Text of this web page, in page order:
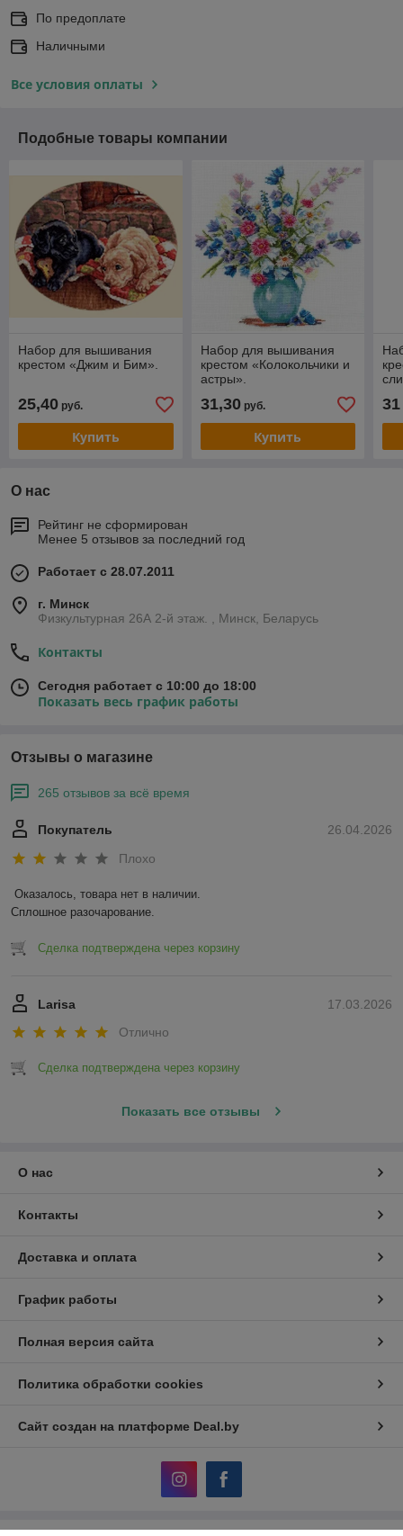
По предоплате
Наличными
Все условия оплаты
Подобные товары компании
Набор для вышивания
крестом «Джим и Бим».
25,40 руб.
Купить
Набор для вышивания
крестом «Колокольчики и
астры».
31,30руб.
Купить
31
О нас
Рейтинг не сформирован
Менее 5 отзывов за последний год
Работает с 28.07.2011
г. Минск
Физкультурная 26А 2-й этаж. , Минск, Беларусь
Контакты
Сегодня работает с 10:00 до 18:00
Показать весь график работы
Отзывы о магазине
265 отзывов за всё время
26.04.2026
Покупатель
Плохо
Оказалось, товара нет в наличии.
Сплошное разочарование.
Сделка подтверждена через корзину
17.03.2026
Larisa
Отлично
Сделка подтверждена через корзину
Показать все отзывы
О нас
Контакты
Доставка и оплата
График работы
Полная версия сайта
Политика обработки cookies
Сайт создан на платформе Deal.by